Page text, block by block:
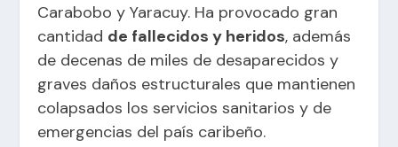
Carabobo y Yaracuy. Ha provocado gran
cantidad de fallecidos y heridos, además
de decenas de miles de desaparecidos y
graves daños estructurales que mantienen
colapsados los servicios sanitarios y de
emergencias del país caribeño.